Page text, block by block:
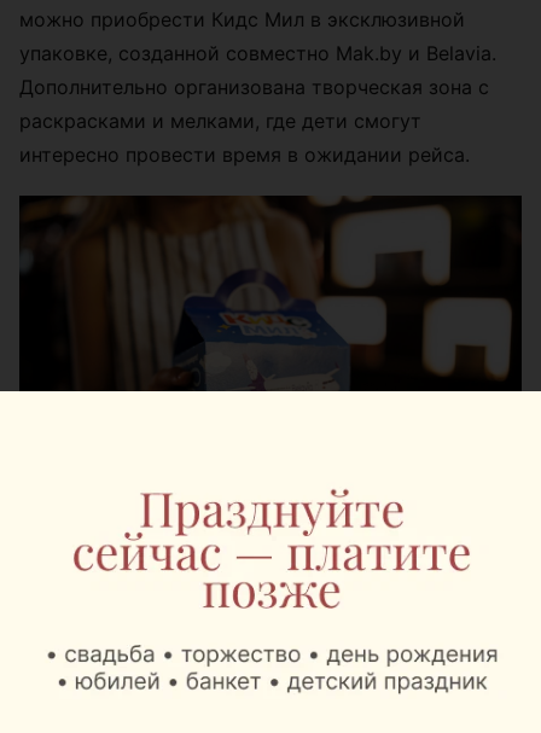
можно приобрести Кидс Мил в эксклюзивной
упаковке, созданной совместно Mak.by и Belavia.
Дополнительно организована творческая зона с
раскрасками и мелками, где дети смогут
интересно провести время в ожидании рейса.
Все блюда и напитки готовят и собирают за
Виктория Данько, директор Mak.by: